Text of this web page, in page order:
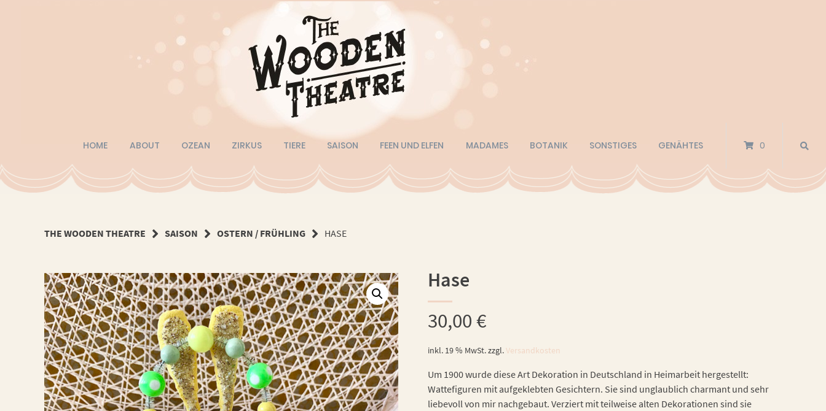
HOME ABOUT OZEAN ZIRKUS TIERE SAISON FEEN UND ELFEN MADAMES BOTANIK SONSTIGES GENÄHTES 0
THE WOODEN THEATRE SAISON OSTERN / FRÜHLING HASE
Hase
30,00€
inkl. 19 % MwSt.zzgl.Versandkosten
Um 1900 wurde diese Art Dekoration in Deutschland in Heimarbeit hergestellt:
Wattefiguren mit aufgeklebten Gesichtern. Sie sind unglaublich charmant und sehr
liebevoll von mir nachgebaut. Verziert mit teilweise alten Dekorationen sind sie